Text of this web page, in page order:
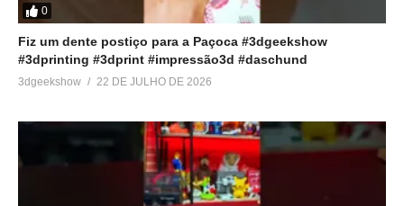
0
Fiz um dente postiço para a Paçoca #3dgeekshow
#3dprinting #3dprint #impressão3d #daschund
3dgeekshow 22 DE JULHO DE 2026